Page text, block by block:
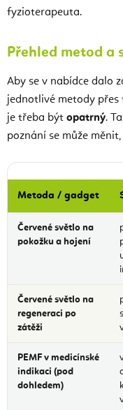
fyzioterapeuta.
Přehled metod a
Aby se v nabídce dalo
jednotlivé metody přes
je třeba být opatrný.
poznání se může
Metoda / gadget
Červené světlo na
pokožku a hojení
Červené světlo na
regeneraci po
zátěži
PEMF v medicínské
indikaci (pod
dohledem)